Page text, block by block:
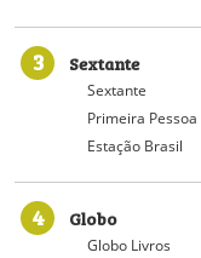
3 Sextante
Sextante
Primeira Pessoa
Estação Brasil
4 Globo
Globo Livros